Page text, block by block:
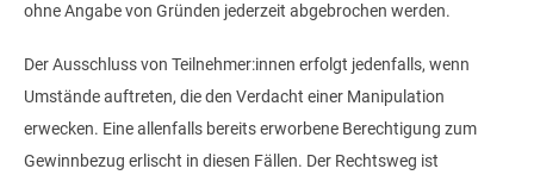
ohne Angabe von Gründen jederzeit abgebrochen werden.
Der Ausschluss von Teilnehmer:innen erfolgt jedenfalls, wenn
Umstände auftreten, die den Verdacht einer Manipulation
erwecken. Eine allenfalls bereits erworbene Berechtigung zum
Gewinnbezug erlischt in diesen Fällen. Der Rechtsweg ist